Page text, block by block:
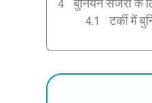
बुनियन सर्जरी के
टर्की में